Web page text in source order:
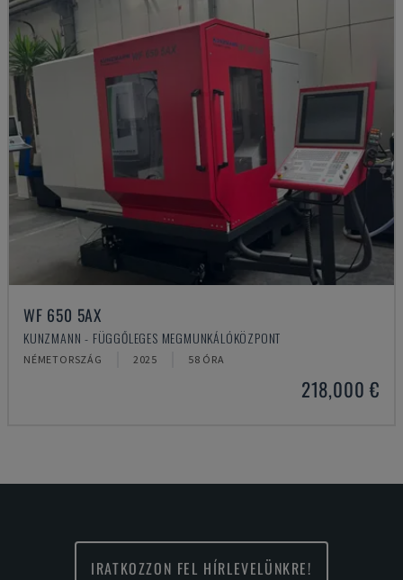
WF 650 5AX
KUNZMANN - FÜGGŐLEGES MEGMUNKÁLÓKÖZPONT
NÉMETORSZÁG 2025 58 ÓRA
218,000 €
IRATKOZZON FEL HÍRLEVELÜNKRE!